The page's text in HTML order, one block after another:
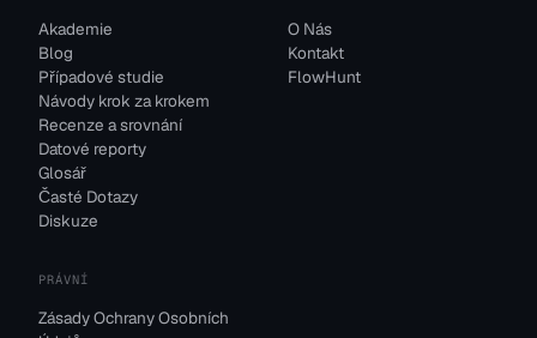
Akademie
Blog
Případové studie
Návody krok za krokem
Recenze a srovnání
Datové reporty
Glosář
Časté Dotazy
Diskuze
O Nás
Kontakt
FlowHunt
PRÁVNÍ
Zásady Ochrany Osobních